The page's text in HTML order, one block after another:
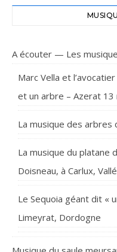
A écouter — Les
Marc Vella et
et un arbre – Azerat 13
La musique des arbres
La musique du platane
Doisneau, à Carlux,
Le Sequoia géant dit «
Limeyrat, Dordogne